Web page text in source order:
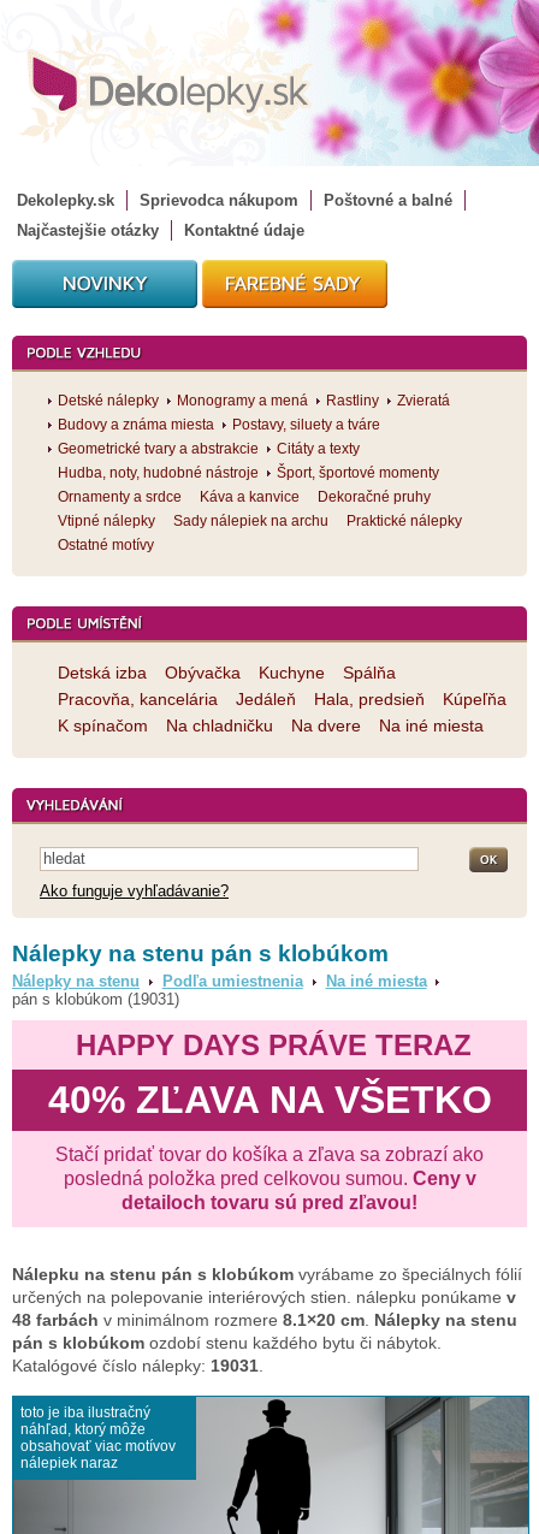
Dekolepky.sk Sprievodca nákupom
Poštovné a balné
Najčastejšie otázky
Kontaktné údaje
Detské nálepky Monogramy a mená Rastliny
Zvieratá
Budovy a známa miesta
Postavy, siluety a tváre
Geometrické tvary a abstrakcie
Citáty a texty
Hudba, noty, hudobné nástroje
Šport, športové momenty
Ornamenty a srdce
Káva a kanvice
Dekoračné pruhy
Vtipné nálepky
Sady nálepiek na archu
Praktické nálepky
Ostatné motívy
Detská izba Obývačka Kuchyne
Spálňa
Pracovňa, kancelária
Jedáleň Hala, predsieň
Kúpeľňa
K spínačom
Na chladničku Na dvere Na iné miesta
Ako funguje vyhľadávanie?
Nálepky na stenu pán s klobúkom
Nálepky na stenu Podľa umiestnenia
Na iné miesta
pán s klobúkom (19031)
HAPPY DAYS PRÁVE TERAZ
40% ZĽAVA NA VŠETKO
Stačí pridať tovar do košíka a zľava sa zobrazí ako
posledná položka pred celkovou sumou. Ceny v
detailoch tovaru sú pred zľavou!
Nálepku na stenu pán s klobúkom vyrábame zo špeciálnych fólií
určených na polepovanie interiérových stien. nálepku ponúkame v
48 farbách v minimálnom rozmere 8.1×20 cm Nálepky na stenu
pán s klobúkom ozdobí stenu každého bytu či nábytok.
Katalógové číslo nálepky: 19031
toto je iba ilustračný
náhľad, ktorý môže
obsahovať viac motívov
nálepiek naraz